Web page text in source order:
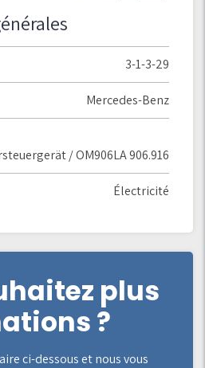
3-1-3-29
Mercedes-Benz
/ OM906LA 906.916
Électricité
plus
?
ci-dessous et nous vous